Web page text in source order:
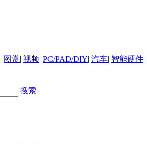
| 图赏| 视频| PC/PAD/DIY| 汽车| 智能硬件|
搜索